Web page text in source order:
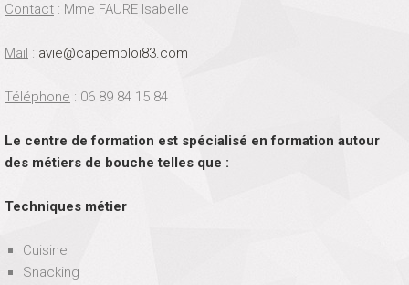
Contact : Mme FAURE Isabelle
Mail : avie@capemploi83.com
Téléphone : 06 89 84 15 84
Le centre de formation est spécialisé en formation autour
des métiers de bouche telles que :
Techniques métier
Cuisine
Snacking